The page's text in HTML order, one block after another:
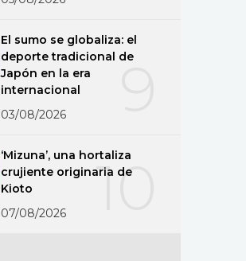
El sumo se globaliza: el
deporte tradicional de
Japón en la era
internacional
03/08/2026
10
‘Mizuna’, una hortaliza
crujiente originaria de
Kioto
07/08/2026